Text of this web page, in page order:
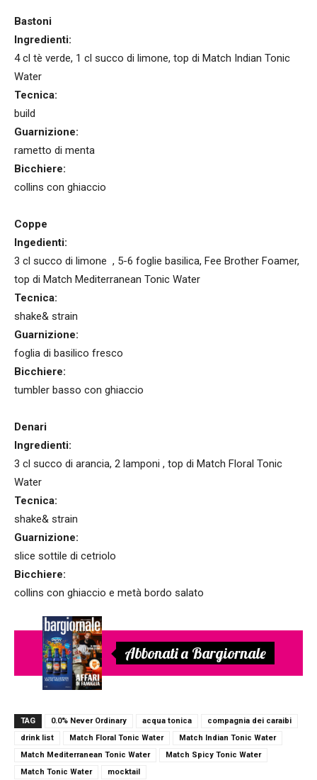
Bastoni
Ingredienti:
4 cl tè verde, 1 cl succo di limone, top di Match Indian Tonic
Water
Tecnica:
build
Guarnizione:
rametto di menta
Bicchiere:
collins con ghiaccio
Coppe
Ingedienti:
3 cl succo di limone , 5-6 foglie basilica, Fee Brother Foamer,
top di Match Mediterranean Tonic Water
Tecnica:
shake& strain
Guarnizione:
foglia di basilico fresco
Bicchiere:
tumbler basso con ghiaccio
Denari
Ingredienti:
3 cl succo di arancia, 2 lamponi , top di Match Floral Tonic
Water
Tecnica:
shake& strain
Guarnizione:
slice sottile di cetriolo
Bicchiere:
collins con ghiaccio e metà bordo salato
Abbonati a Bargiornale
TAG 0.0% Never Ordinary acqua tonica
compagnia dei caraibi
drink list
Match Floral Tonic Water
Match Indian Tonic Water
Match Mediterranean Tonic Water
Match Spicy Tonic Water
Match Tonic Water
mocktail